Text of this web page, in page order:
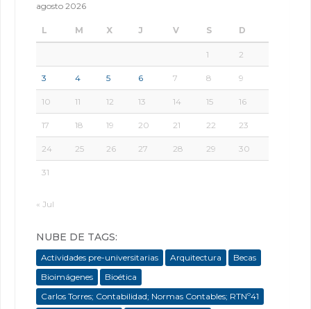
agosto 2026
L M X J V S D
1 2
3 4 5 6 7 8 9
10 11 12 13 14 15 16
17 18 19 20 21 22 23
24 25 26 27 28 29 30
31
« Jul
NUBE DE TAGS:
Actividades pre-universitarias Arquitectura
Becas
Bioimágenes
Bioética
Carlos Torres; Contabilidad; Normas Contables; RTNº41